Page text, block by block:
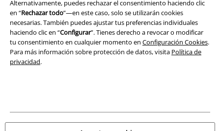
Alternativamente, puedes rechazar el consentimiento haciendo clic
en “Rechazar todo”—en este caso, solo se utilizarán cookies
necesarias. También puedes ajustar tus preferencias individuales
haciendo clic en “Configurar”. Tienes derecho a revocar o modificar
tu consentimiento en cualquier momento en Configuración Cookies.
Para más información sobre protección de datos, visita Política de
privacidad.
Información sobre accesibilidad
Configuración Cookies
Cancelar pedido